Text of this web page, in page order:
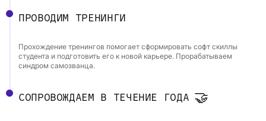
ПРОВОДИМ ТРЕНИНГИ
Прохождение тренингов помогает сформировать софт скиллы
студента и подготовить его к новой карьере. Прорабатываем
синдром самозванца.
СОПРОВОЖДАЕМ В ТЕЧЕНИЕ ГОДА